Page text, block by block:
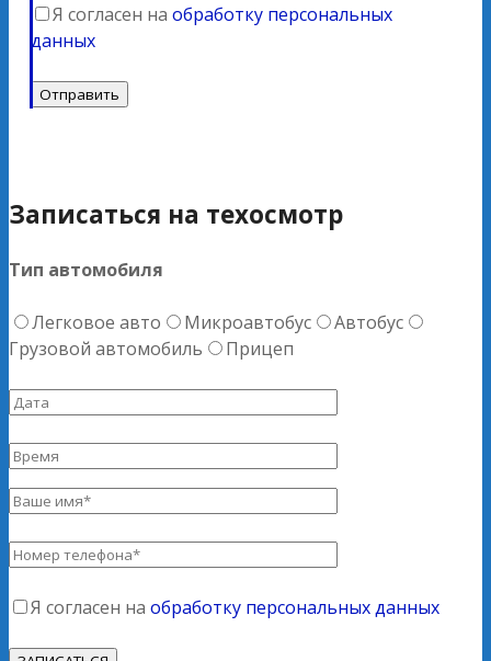
Я согласен на обработку персональных
данных
Записаться на техосмотр
Тип автомобиля
Легковое авто Микроавтобус
Автобус
Грузовой автомобиль
Прицеп
Я согласен на обработку персональных данных